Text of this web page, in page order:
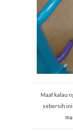
Maaf kalau
sebersih ini